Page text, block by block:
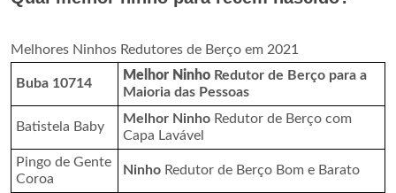
Melhores Ninhos Redutores de Berço em 2021
Buba 10714
Melhor Ninho Redutor de Berço para a
Maioria das Pessoas
Batistela Baby
Melhor Ninho Redutor de Berço com
Capa Lavável
Pingo de Gente
Coroa
Ninho Redutor de Berço Bom e Barato